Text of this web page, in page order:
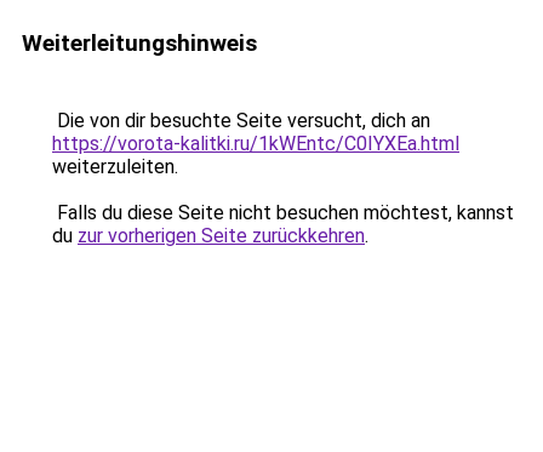
Weiterleitungshinweis
Die von dir besuchte Seite versucht, dich an
https://vorota-kalitki.ru/1kWEntc/C0IYXEa.html
weiterzuleiten.
Falls du diese Seite nicht besuchen möchtest, kannst
du zur vorherigen Seite zurückkehren.